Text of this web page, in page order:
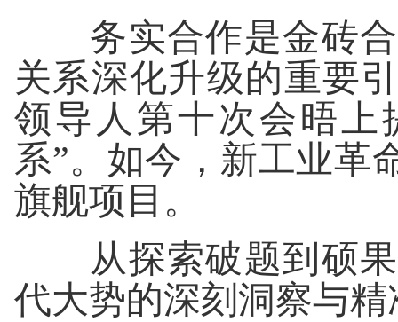
务实合作是金砖合
关系深化升级的重要
领导人第十次会晤上
系”。如今，新工业革
旗舰项目。
从探索破题到硕果
代大势的深刻洞察与